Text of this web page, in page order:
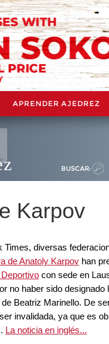
APRENDER AJEDREZ
BUSCAR:
Karpov
Times, diversas
de Anatoly Karpov han
con sede en
no haber sido
Beatriz Marinello. De
invalidada, ya que es
La noticia en inglés...